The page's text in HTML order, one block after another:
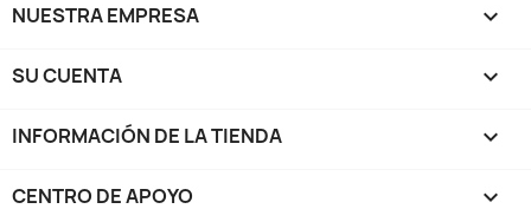
NUESTRA EMPRESA 
SU CUENTA 
INFORMACIÓN DE LA TIENDA keyboard_arrow_down
CENTRO DE APOYO 